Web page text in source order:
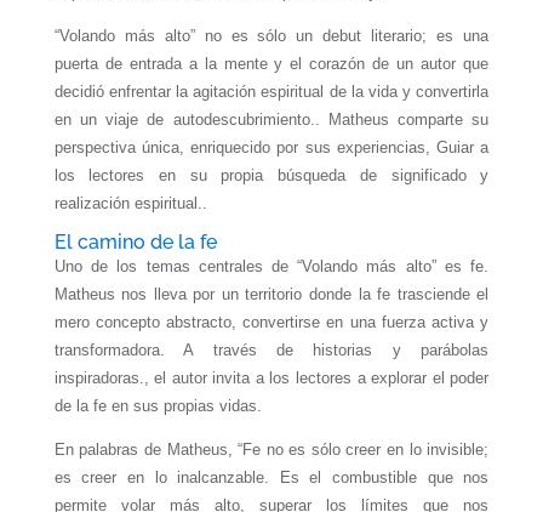
“Volando más alto” no es sólo un debut literario; es una
puerta de entrada a la mente y el corazón de un autor que
decidió enfrentar la agitación espiritual de la vida y convertirla
en un viaje de autodescubrimiento.. Matheus comparte su
perspectiva única, enriquecido por sus experiencias, Guiar a
los lectores en su propia búsqueda de significado y
realización espiritual..
El camino de la fe
Uno de los temas centrales de “Volando más alto” es fe.
Matheus nos lleva por un territorio donde la fe trasciende el
mero concepto abstracto, convertirse en una fuerza activa y
transformadora. A través de historias y parábolas
inspiradoras., el autor invita a los lectores a explorar el poder
de la fe en sus propias vidas.
En palabras de Matheus, “Fe no es sólo creer en lo invisible;
es creer en lo inalcanzable. Es el combustible que nos
permite volar más alto, superar los límites que nos